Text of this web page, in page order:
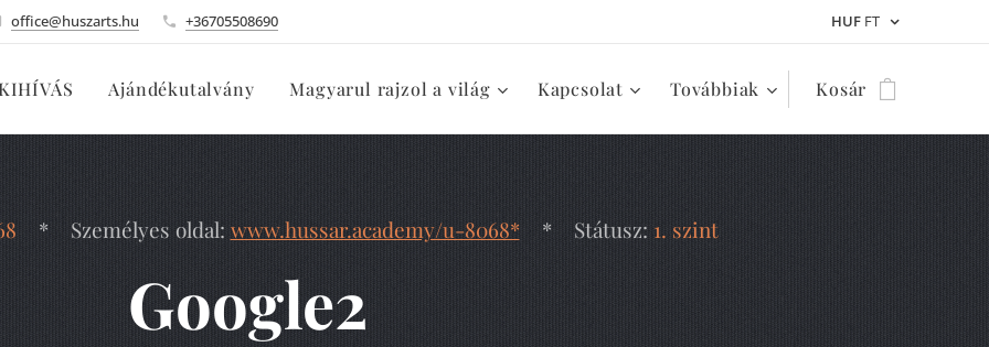
office@huszarts.hu +36705508690 HUF FT
Ajándékutalvány Magyarul rajzol a világ Kapcsolat Továbbiak Kosár
* Személyes oldal: www.hussar.academy/u-8068** Státusz:1. szint
Google2